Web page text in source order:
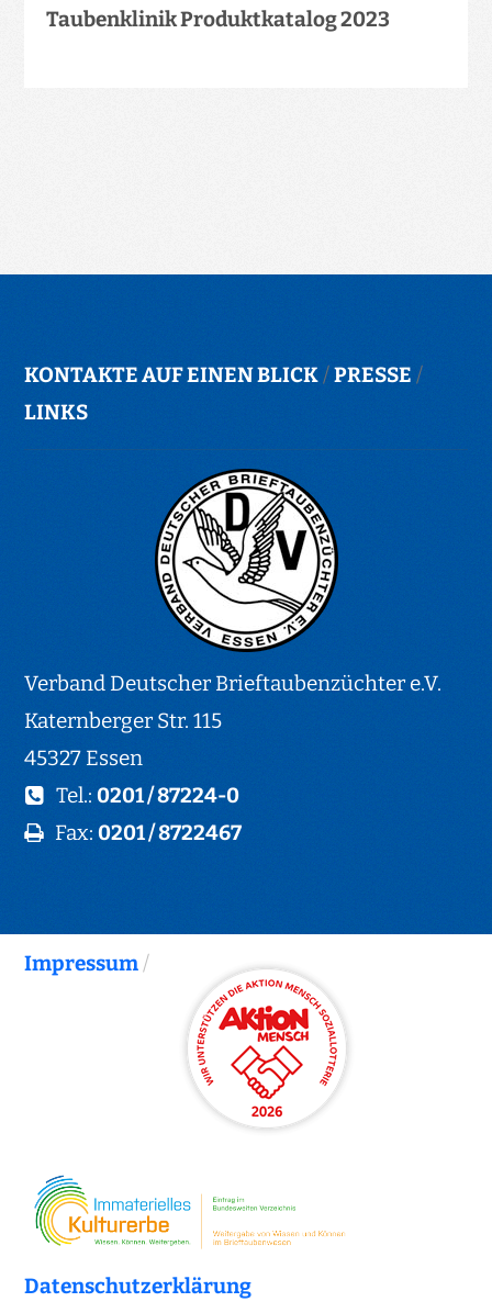
Taubenklinik Produktkatalog 2023
KONTAKTE AUF EINEN BLICK/PRESSE /
LINKS
Verband Deutscher Brieftaubenzüchter e.V.
Katernberger Str. 115
45327 Essen
Tel.:0201 / 87224-0
Fax:0201 / 8722467
Impressum/
Datenschutzerklärung